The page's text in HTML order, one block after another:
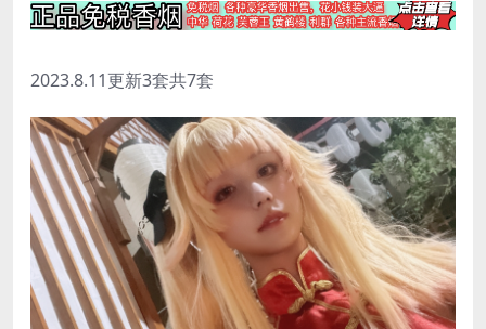
2023.8.11更新3套共7套